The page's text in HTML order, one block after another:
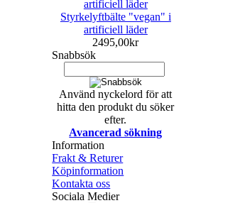
Styrkelyftbälte "vegan" i
artificiell läder
2495,00kr
Snabbsök
Använd nyckelord för att
hitta den produkt du söker
efter.
Avancerad sökning
Information
Frakt & Returer
Köpinformation
Kontakta oss
Sociala Medier